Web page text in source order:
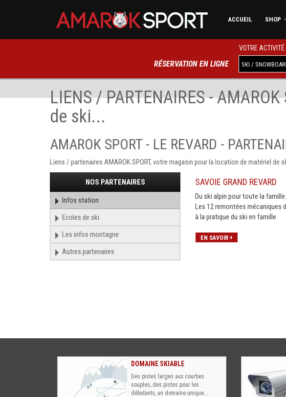
ACCUEIL SHOP
RÉSERVATION EN LIGNE
VOTRE ACTIVITÉ
LIENS / PARTENAIRES -
de ski...
AMAROK SPORT - LE REVARD -
Liens / partenaires AMAROK SPORT, votre magasin pour la location de matériel de
PARTENAIRES
NOS PARTENAIRES
Infos station
Ecoles de ski
Les infos montagne
Autres partenaires
SAVOIE GRAND REVARD
Du ski alpin pour toute la famille.
Les 12 remontées mécaniques
à la pratique du ski en famille.
EN SAVOIR +
DOMAINE SKIABLE
Des pistes larges aux courbes
souples, des pistes pour les
débutants, un domaine unique...